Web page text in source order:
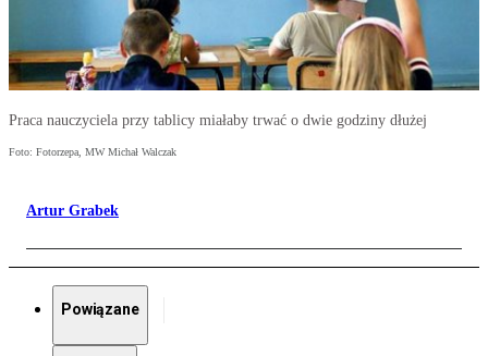
Praca nauczyciela przy tablicy miałaby trwać o dwie godziny dłużej
Foto: Fotorzepa, MW Michał Walczak
Artur Grabek
Powiązane